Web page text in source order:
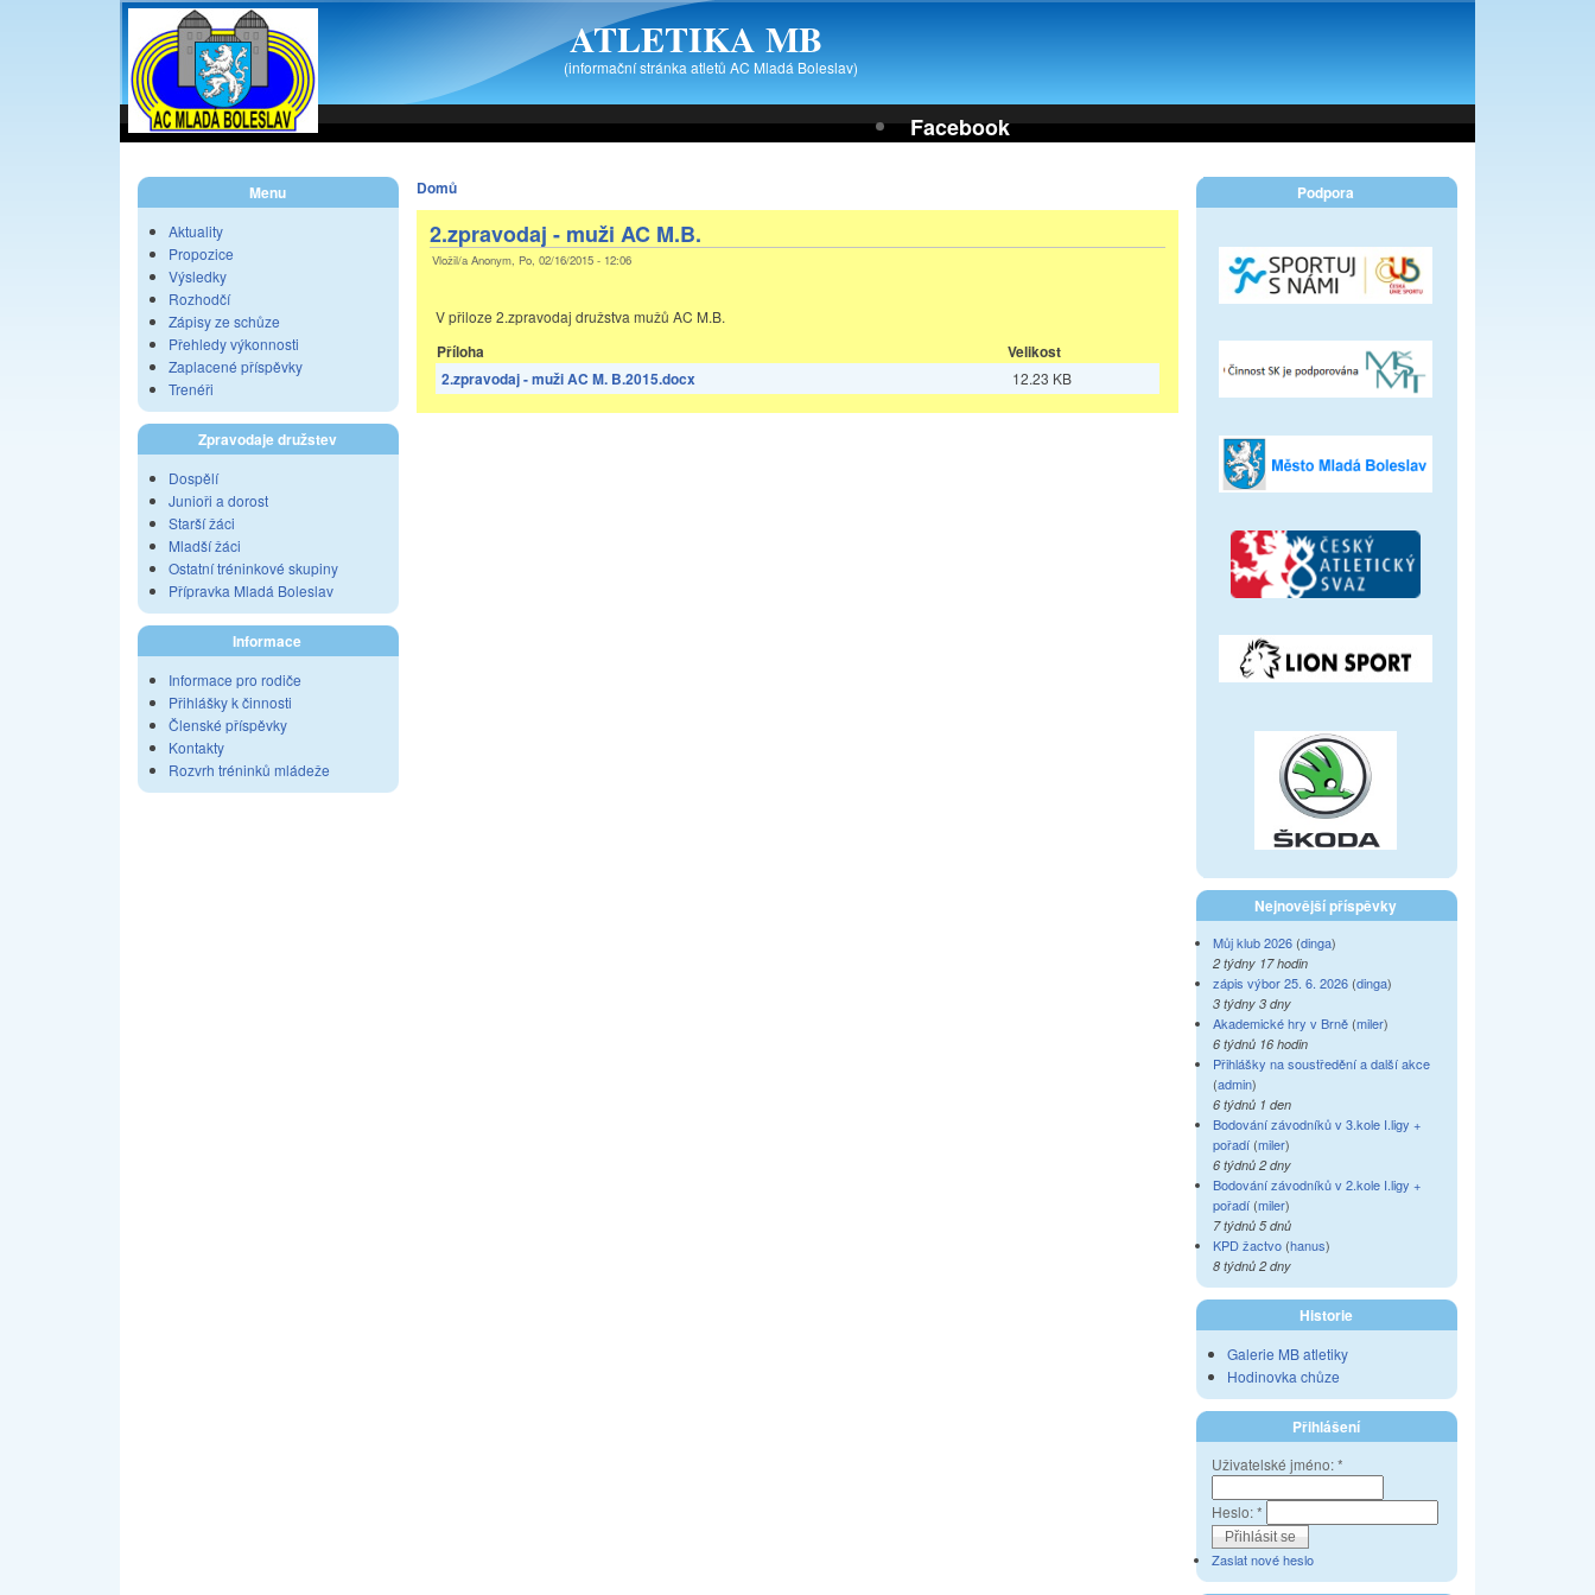
ATLETIKA MB
(informační stránka atletů AC Mladá Boleslav)
Facebook
Menu
Aktuality
Propozice
Výsledky
Rozhodčí
Zápisy ze schůze
Přehledy výkonnosti
Zaplacené příspěvky
Trenéři
Zpravodaje družstev
Dospělí
Junioři a dorost
Starší žáci
Mladší žáci
Ostatní tréninkové skupiny
Přípravka Mladá Boleslav
Informace
Informace pro rodiče
Přihlášky k činnosti
Členské příspěvky
Kontakty
Rozvrh tréninků mládeže
Domů
2.zpravodaj - muži AC M.B.
Vložil/a Anonym, Po, 02/16/2015 - 12:06
V přiloze 2.zpravodaj družstva mužů AC M.B.
Příloha
Velikost
2.zpravodaj - muži AC M. B.2015.docx
12.23 KB
Podpora
Nejnovější příspěvky
Můj klub 2026(dinga)
2 týdny 17 hodin
zápis výbor 25. 6. 2026(dinga)
3 týdny 3 dny
Akademické hry v Brně(miler)
6 týdnů 16 hodin
Přihlášky na soustředění a další akce
(admin)
6 týdnů 1 den
Bodování závodníků v 3.kole I.ligy +
pořadí(miler)
6 týdnů 2 dny
Bodování závodníků v 2.kole I.ligy +
pořadí(miler)
7 týdnů 5 dnů
KPD žactvo(hanus)
8 týdnů 2 dny
Historie
Galerie MB atletiky
Hodinovka chůze
Přihlášení
Uživatelské jméno:*
Heslo:*
Zaslat nové heslo